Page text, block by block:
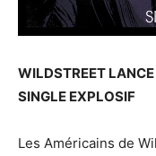
WILDSTREET
SINGLE EXPLOSIF
Les Américains de